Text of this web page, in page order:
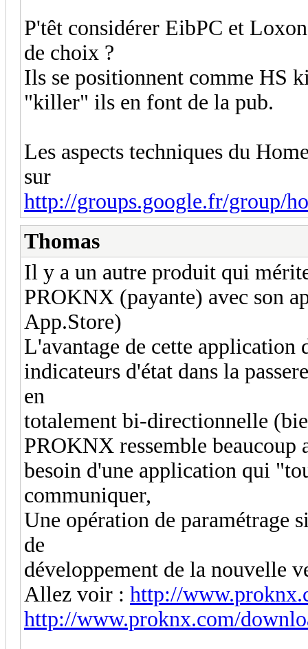
P'têt considérer EibPC et
de choix ?
Ils se positionnent comme HS
"killer" ils en font de la pub.
Les aspects techniques du
sur
http://groups.google.fr/group/
Thomas
Il y a un autre produit qui
PROKNX (payante) avec son
App.Store)
L'avantage de cette application
indicateurs d'état dans la
en
totalement bi-directionnelle
PROKNX ressemble beaucoup
besoin d'une application qui
communiquer,
Une opération de paramétrage
de
développement de la nouvelle
Allez voir : http://
http://www.proknx.com/